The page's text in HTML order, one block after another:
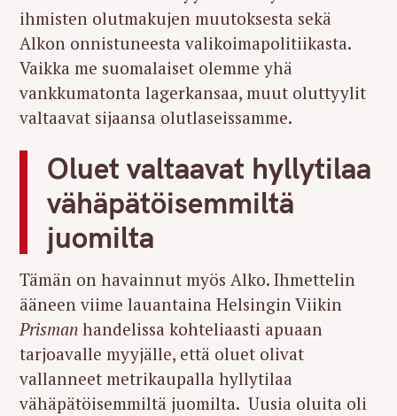
ihmisten olutmakujen muutoksesta sekä
Alkon onnistuneesta valikoimapolitiikasta.
Vaikka me suomalaiset olemme yhä
vankkumatonta lagerkansaa, muut oluttyylit
valtaavat sijaansa olutlaseissamme.
Oluet valtaavat hyllytilaa
vähäpätöisemmiltä
juomilta
Tämän on havainnut myös Alko. Ihmettelin
ääneen viime lauantaina Helsingin Viikin
Prisman handelissa kohteliaasti apuaan
tarjoavalle myyjälle, että oluet olivat
vallanneet metrikaupalla hyllytilaa
vähäpätöisemmiltä juomilta. Uusia oluita oli